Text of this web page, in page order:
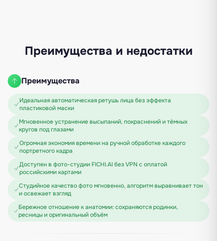
Преимущества и недостатки
Преимущества
Идеальная автоматическая ретушь лица без эффекта
пластиковой маски
Мгновенное устранение высыпаний, покраснений и тёмных
кругов под глазами
Огромная экономия времени на ручной обработке каждого
портретного кадра
Доступен в фото-студии FICHI.AI без VPN с оплатой
российскими картами
Студийное качество фото мгновенно, алгоритм выравнивает тон
и освежает взгляд
Бережное отношение к анатомии: сохраняются родинки,
ресницы и оригинальный объём